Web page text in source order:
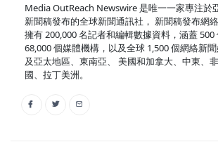
Media OutReach Newswire 是唯一一家專注於
新聞稿發布的全球新聞通訊社， 新聞稿發布網絡
擁有 200,000 名記者和編輯數據資料，涵蓋 500
68,000 個媒體機構，以及全球 1,500 個網絡新
及亞太地區、東南亞、 美國和加拿大、中東、
國、拉丁美洲。